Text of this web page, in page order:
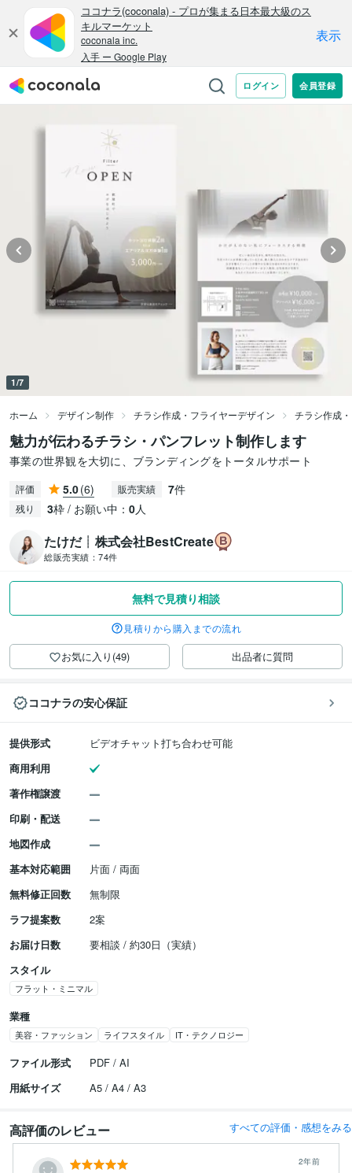
1/7
ホーム デザイン制作 チラシ作成・フライヤーデザイン チラシ作成
魅力が伝わるチラシ・パンフレット制作します
事業の世界観を大切に、ブランディングをトータルサポート
評価 5.0(6) 販売実績 7件
残り 3枠 / お願い中： 0人
たけだ┊株式会社BestCreate
総販売実績： 74件
無料で見積り相談
見積りから購入までの流れ
お気に入り(49) 出品者に質問
ココナラの安心保証
提供形式
ビデオチャット打ち合わせ可能
商用利用
著作権譲渡
印刷・配送
地図作成
基本対応範囲
片面 / 両面
無料修正回数
無制限
ラフ提案数
2案
お届け日数
要相談 / 約30日（実績）
スタイル
フラット・ミニマル
業種
美容・ファッション ライフスタイル IT・テクノロジー
ファイル形式
PDF / AI
用紙サイズ
A5 / A4 / A3
高評価のレビュー すべての評価・感想をみる
2年前